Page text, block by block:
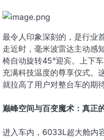
最令人印象深刻的，是行业
走近时，毫米波雷达主动感
椅自动旋转45°迎宾。上下
充满科技温度的尊享仪式。
就拉高了用户对整台车的期待
巅峰空间与百变魔术：真正
进入车内，6033L超大舱内